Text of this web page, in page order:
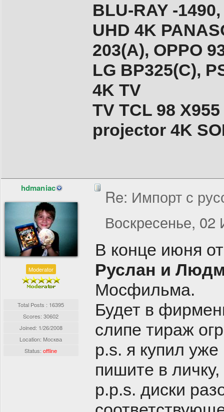
BLU-RAY -
UHD 4K
203(A), ОPPO
LG BP325(C),
4K TV
TV TCL 98 X955
projector 4K
hdmaniac
Moderator
Total Posts : 16395
Scores: 30602
Joined: 1/26/2008
Location: Москва
Status:offline
Re: Импорт с
Воскресенье,
В конце июня
Руслан и
Мосфильма.
Будет в
слипе тираж
p.s. я купил
пишите в
p.p.s. диски